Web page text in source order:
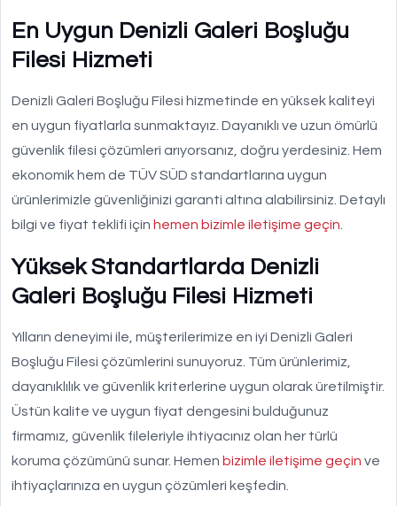
En Uygun Denizli Galeri Boşluğu
Filesi Hizmeti
Denizli Galeri Boşluğu Filesi hizmetinde en yüksek kaliteyi
en uygun fiyatlarla sunmaktayız. Dayanıklı ve uzun ömürlü
güvenlik filesi çözümleri arıyorsanız, doğru yerdesiniz. Hem
ekonomik hem de TÜV SÜD standartlarına uygun
ürünlerimizle güvenliğinizi garanti altına alabilirsiniz. Detaylı
bilgi ve fiyat teklifi için hemen bizimle iletişime geçin
Yüksek Standartlarda Denizli
Galeri Boşluğu Filesi Hizmeti
Yılların deneyimi ile, müşterilerimize en iyi Denizli Galeri
Boşluğu Filesi çözümlerini sunuyoruz. Tüm ürünlerimiz,
dayanıklılık ve güvenlik kriterlerine uygun olarak üretilmiştir.
Üstün kalite ve uygun fiyat dengesini bulduğunuz
firmamız, güvenlik fileleriyle ihtiyacınız olan her türlü
koruma çözümünü sunar. Hemen bizimle iletişime geçin ve
ihtiyaçlarınıza en uygun çözümleri keşfedin.